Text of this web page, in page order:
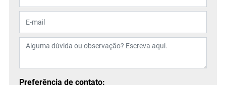
Preferência de contato: